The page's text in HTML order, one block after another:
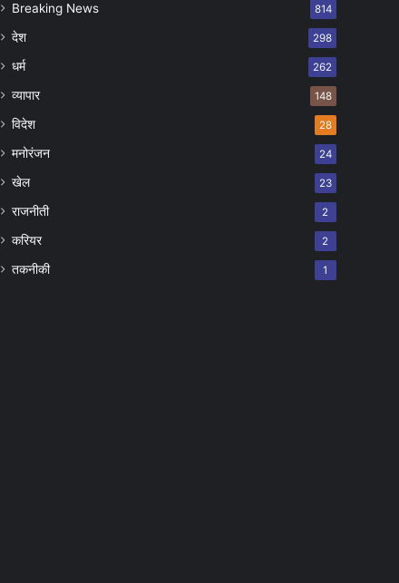
Breaking News 814
देश 298
धर्म 262
व्यापार 148
विदेश 28
मनोरंजन 24
खेल 23
राजनीती 2
करियर 2
तकनीकी 1